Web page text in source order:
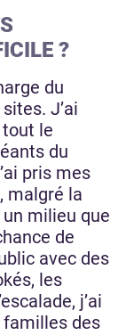
?
du
J’ai
le
du
pris mes
malgré la
milieu que
de
avec des
les
j’ai
des